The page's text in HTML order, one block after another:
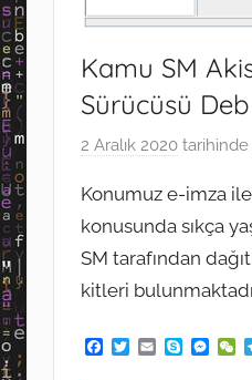
Kamu SM
Sürücüsü
2 Aralık 2020
Konumuz e-imza
konusunda sıkça
SM tarafından
kitleri
F
T
E
S
M